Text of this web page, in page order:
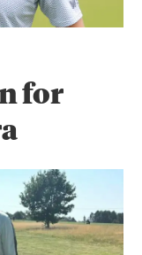
for